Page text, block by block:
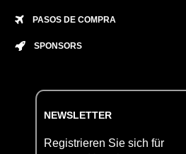
PASOS DE COMPRA
SPONSORS
NEWSLETTER
Registrieren Sie sich für